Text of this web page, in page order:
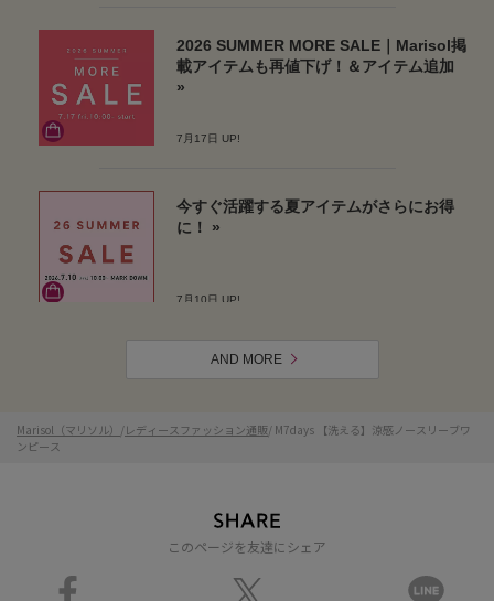
このページを友達にシェア
AND MORE
Marisol（マリソル） /レディースファッション通販/ M7days 【洗える】涼感ノースリーブワ
ンピース